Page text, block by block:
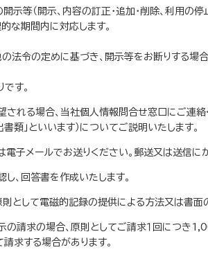
示等（開示、内容の訂正・追加・削除、利用
な期間内に対応します。
法令の定めに基づき、開示等をお断りする場合
す。
される場合、当社個人情報問合せ窓口にご連
書類」といいます）についてご説明いたします。
子メールでお送りください。郵送又は送信に
、回答書を作成いたします。
則として電磁的記録の提供による方法又は書面
請求の場合、原則としてご請求１回につき
求する場合があります。